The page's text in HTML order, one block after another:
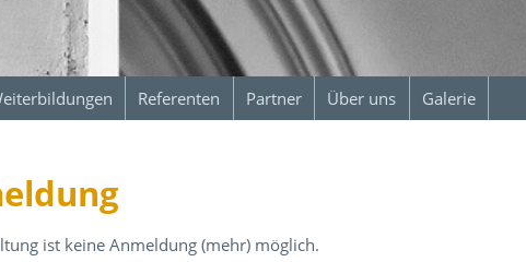
Referenten Partner Über uns Galerie
ist keine Anmeldung (mehr) möglich.